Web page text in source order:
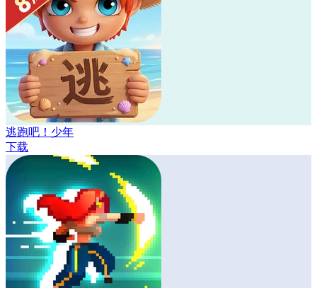
逃跑吧！少年
下载